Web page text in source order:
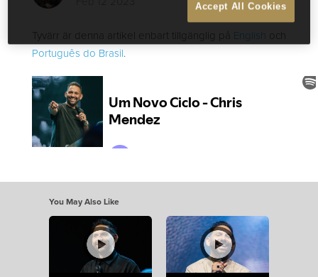
Tyvärr är denna artikel enbart tillgänglig på English och
Português do Brasil.
You May Also Like
Accept All Cookies